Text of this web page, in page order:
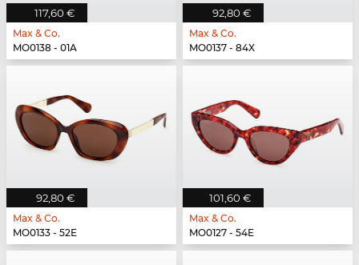
117,60 €
Max & Co.
MO0138 - 01A
92,80 €
Max & Co.
MO0137 - 84X
92,80 €
Max & Co.
MO0133 - 52E
101,60 €
Max & Co.
MO0127 - 54E